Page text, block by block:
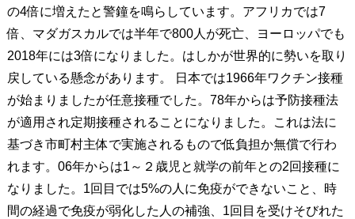
の4倍に増えたと警鐘を鳴らしています。アフリカでは7
倍、マダガスカルでは半年で800人が死亡、ヨーロッパでも
2018年には3倍になりました。はしかが世界的に勢いを取り
戻している懸念があります。 日本では1966年ワクチン接種
が始まりましたが任意接種でした。78年からは予防接種法
が適用され定期接種されることになりました。これは法に
基づき市町村主体で実施されるもので低負担か無償で行わ
れます。06年からは1～２歳児と就学の前年との2回接種に
なりました。1回目では5%の人に免疫ができないこと、時
間の経過で免疫が弱化した人の補強、1回目を受けそびれた